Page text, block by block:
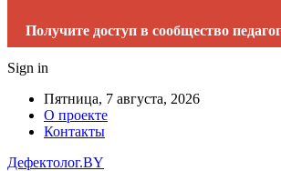
Получите доступ в сообщество
Sign in
Пятница, 7 августа, 2026
О проекте
Контакты
Дефектолог.BY